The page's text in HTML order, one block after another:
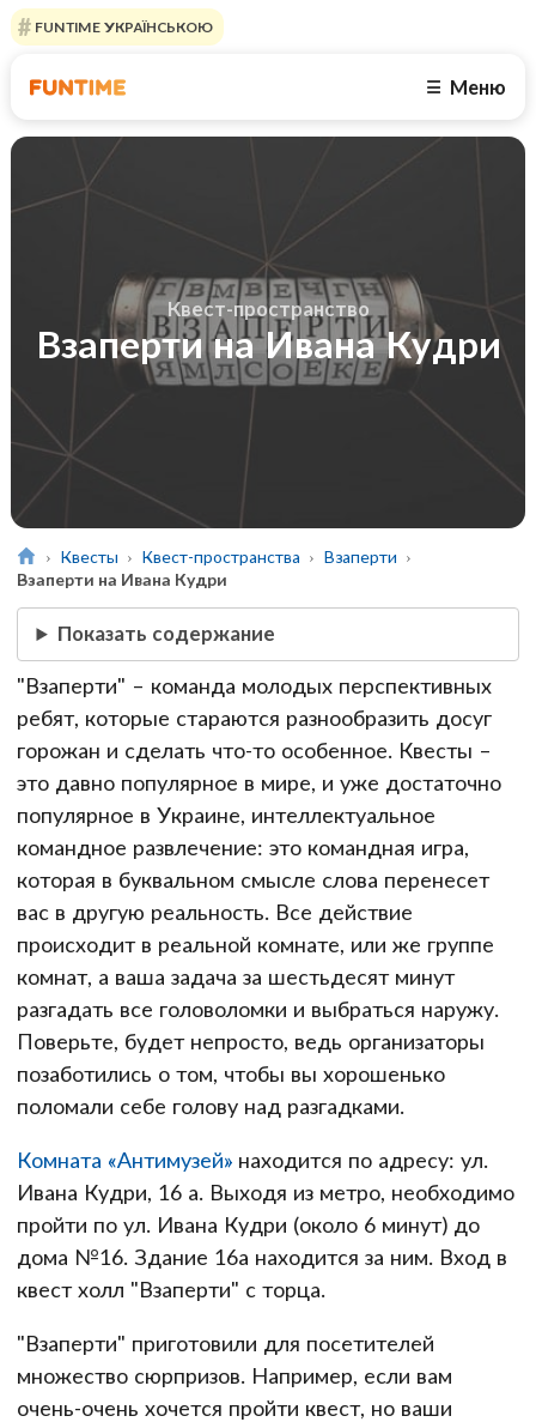
FUNTIME УКРАЇНСЬКОЮ
☰ Меню
Квест-пространство
Взаперти на Ивана Кудри
Квесты Квест-пространства
Взаперти
Взаперти на Ивана Кудри
Показать содержание
"Взаперти" – команда молодых перспективных
ребят, которые стараются разнообразить досуг
горожан и сделать что-то особенное. Квесты –
это давно популярное в мире, и уже достаточно
популярное в Украине, интеллектуальное
командное развлечение: это командная игра,
которая в буквальном смысле слова перенесет
вас в другую реальность. Все действие
происходит в реальной комнате, или же группе
комнат, а ваша задача за шестьдесят минут
разгадать все головоломки и выбраться наружу.
Поверьте, будет непросто, ведь организаторы
позаботились о том, чтобы вы хорошенько
поломали себе голову над разгадками.
Комната «Антимузей» находится по адресу: ул.
Ивана Кудри, 16 а. Выходя из метро, необходимо
пройти по ул. Ивана Кудри (около 6 минут) до
дома №16. Здание 16а находится за ним. Вход в
квест холл "Взаперти" с торца.
"Взаперти" приготовили для посетителей
множество сюрпризов. Например, если вам
очень-очень хочется пройти квест, но ваши